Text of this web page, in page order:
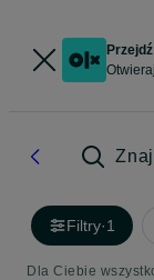
Filtry·1
Dla Ciebie